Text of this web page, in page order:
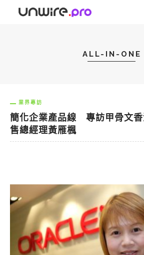
ALL-IN-ONE
業界專訪
簡化企業產品線 專訪甲骨文香
售總經理黃雁楓